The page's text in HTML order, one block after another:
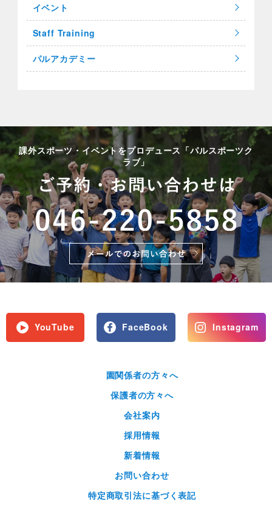
イベント
Staff Training
パルアカデミー
課外スポーツ・イベントをプロデュース「パルスポーツク
ラブ」
YouTube FaceBook Instagram
園関係者の方々へ
保護者の方々へ
会社案内
採用情報
新着情報
お問い合わせ
特定商取引法に基づく表記